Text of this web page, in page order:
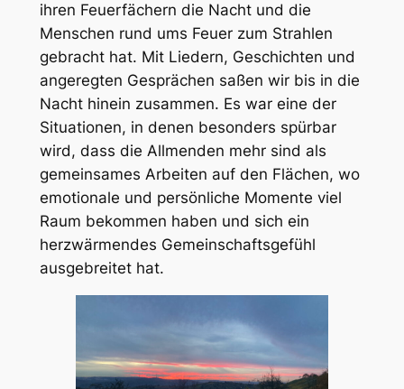
ihren Feuerfächern die Nacht und die
Menschen rund ums Feuer zum Strahlen
gebracht hat. Mit Liedern, Geschichten und
angeregten Gesprächen saßen wir bis in die
Nacht hinein zusammen. Es war eine der
Situationen, in denen besonders spürbar
wird, dass die Allmenden mehr sind als
gemeinsames Arbeiten auf den Flächen, wo
emotionale und persönliche Momente viel
Raum bekommen haben und sich ein
herzwärmendes Gemeinschaftsgefühl
ausgebreitet hat.